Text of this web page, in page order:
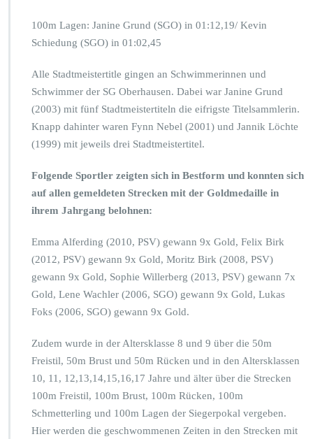
100m Lagen: Janine Grund (SGO) in 01:12,19/ Kevin
Schiedung (SGO) in 01:02,45
Alle Stadtmeistertitle gingen an Schwimmerinnen und
Schwimmer der SG Oberhausen. Dabei war Janine Grund
(2003) mit fünf Stadtmeistertiteln die eifrigste Titelsammlerin.
Knapp dahinter waren Fynn Nebel (2001) und Jannik Löchte
(1999) mit jeweils drei Stadtmeistertitel.
Folgende Sportler zeigten sich in Bestform und konnten sich
auf allen gemeldeten Strecken mit der Goldmedaille in
ihrem Jahrgang belohnen:
Emma Alferding (2010, PSV) gewann 9x Gold, Felix Birk
(2012, PSV) gewann 9x Gold, Moritz Birk (2008, PSV)
gewann 9x Gold, Sophie Willerberg (2013, PSV) gewann 7x
Gold, Lene Wachler (2006, SGO) gewann 9x Gold, Lukas
Foks (2006, SGO) gewann 9x Gold.
Zudem wurde in der Altersklasse 8 und 9 über die 50m
Freistil, 50m Brust und 50m Rücken und in den Altersklassen
10, 11, 12,13,14,15,16,17 Jahre und älter über die Strecken
100m Freistil, 100m Brust, 100m Rücken, 100m
Schmetterling und 100m Lagen der Siegerpokal vergeben.
Hier werden die geschwommenen Zeiten in den Strecken mit